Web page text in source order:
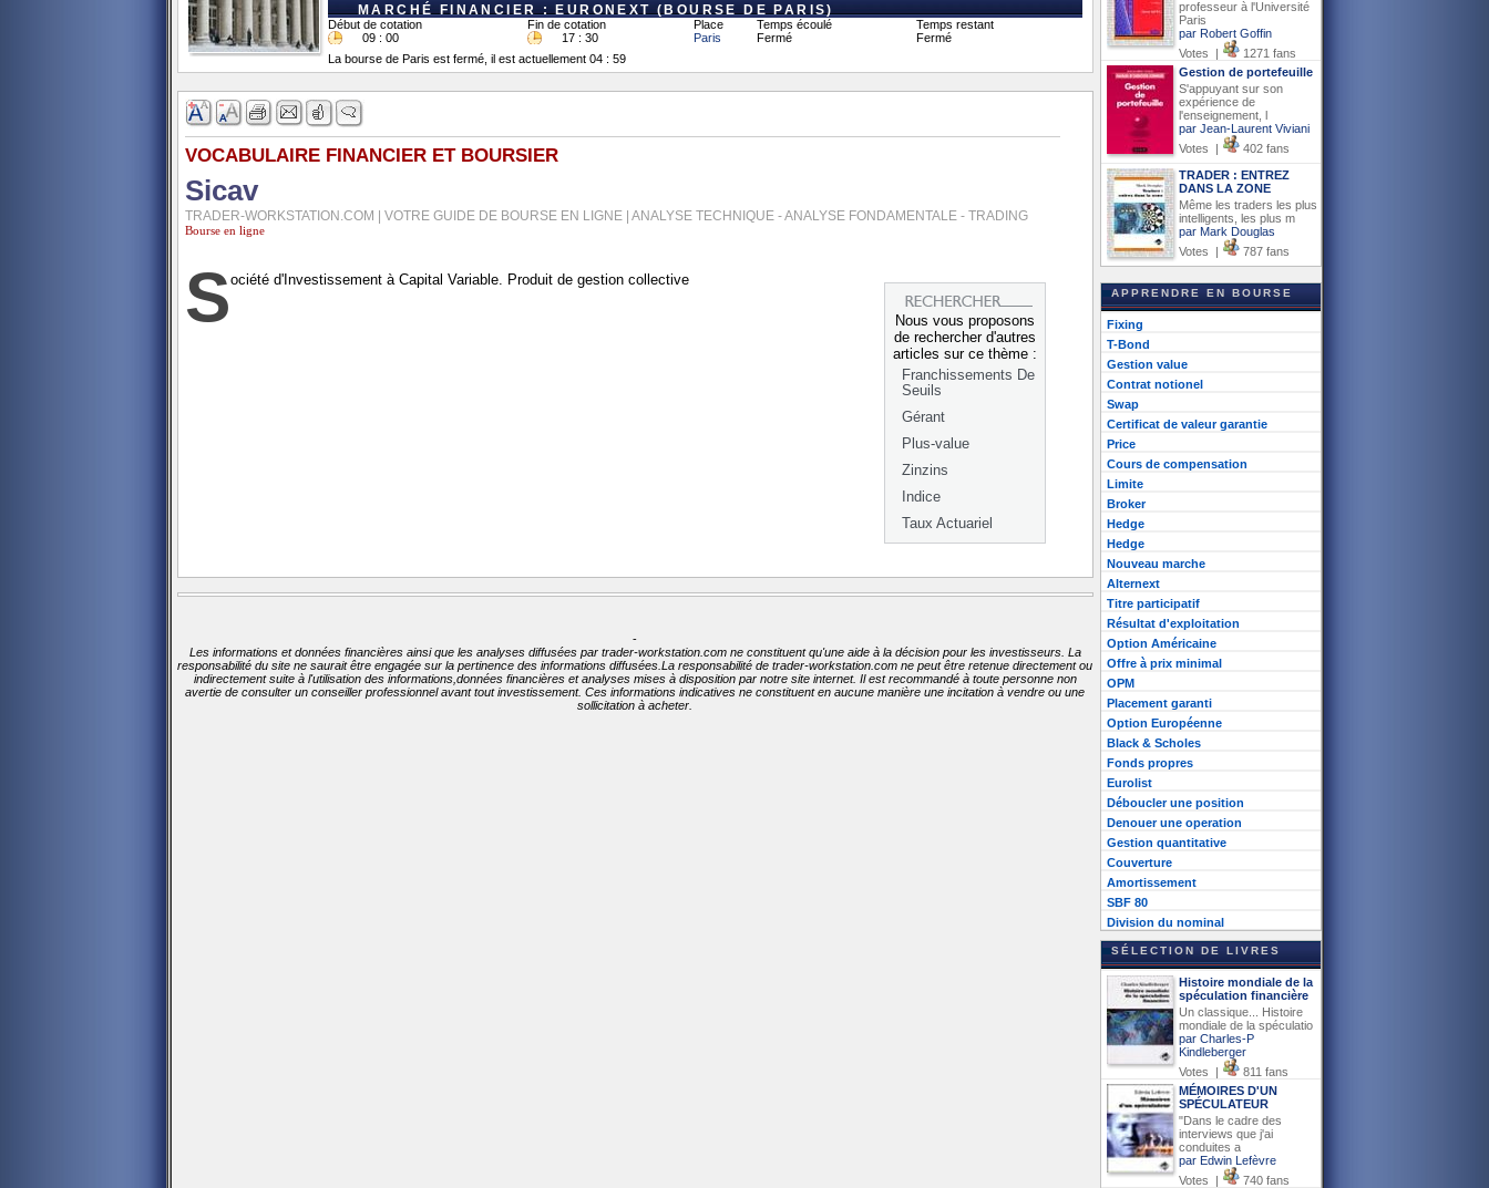
MARCHÉ FINANCIER : EURONEXT (BOURSE DE PARIS)
Début de cotation Fin de cotation Place Temps écoulé
Temps restant
09 : 00
17 : 30 Paris Fermé
Fermé
La bourse de Paris est fermé, il est actuellement 04 : 59
VOCABULAIRE FINANCIER ET BOURSIER
Sicav
TRADER-WORKSTATION.COM | VOTRE GUIDE DE BOURSE EN LIGNE | ANALYSE TECHNIQUE - ANALYSE FONDAMENTALE - TRADING
Bourse en ligne
Nous vous proposons
de rechercher d'autres
articles sur ce thème :
Franchissements De
Seuils
Gérant
Plus-value
Zinzins
Indice
Taux Actuariel
Société d'Investissement à Capital Variable. Produit de gestion collective
-
Les informations et données financières ainsi que les analyses diffusées par trader-workstation.com ne constituent qu'une aide à la décision pour les investisseurs. La
responsabilité du site ne saurait être engagée sur la pertinence des informations diffusées.La responsabilité de trader-workstation.com ne peut être retenue directement ou
indirectement suite à l'utilisation des informations,données financières et analyses mises à disposition par notre site internet. Il est recommandé à toute personne non
avertie de consulter un conseiller professionnel avant tout investissement. Ces informations indicatives ne constituent en aucune manière une incitation à vendre ou une
sollicitation à acheter.
professeur à l'Université
Paris
par Robert Goffin
Votes |
1271 fans
Gestion de portefeuille
S'appuyant sur son
expérience de
l'enseignement, l
par Jean-Laurent Viviani
Votes |
402 fans
TRADER : ENTREZ
DANS LA ZONE
Même les traders les plus
intelligents, les plus m
par Mark Douglas
Votes |
787 fans
APPRENDRE EN BOURSE
Fixing
T-Bond
Gestion value
Contrat notionel
Swap
Certificat de valeur garantie
Price
Cours de compensation
Limite
Broker
Hedge
Hedge
Nouveau marche
Alternext
Titre participatif
Résultat d'exploitation
Option Américaine
Offre à prix minimal
OPM
Placement garanti
Option Européenne
Black & Scholes
Fonds propres
Eurolist
Déboucler une position
Denouer une operation
Gestion quantitative
Couverture
Amortissement
SBF 80
Division du nominal
SÉLECTION DE LIVRES
Histoire mondiale de la
spéculation financière
Un classique... Histoire
mondiale de la spéculatio
par Charles-P
Kindleberger
Votes |
811 fans
MÉMOIRES D'UN
SPÉCULATEUR
"Dans le cadre des
interviews que j'ai
conduites a
par Edwin Lefèvre
Votes |
740 fans